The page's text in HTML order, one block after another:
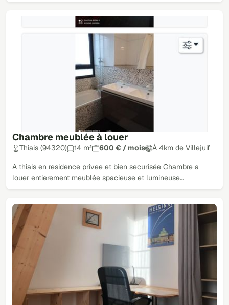
Chambre meublée à louer
Thiais (94320) 14 m² 600 € / mois À 4km de Villejuif
A thiais en residence privee et bien securisée Chambre a
louer entierement meublée spacieuse et lumineuse…